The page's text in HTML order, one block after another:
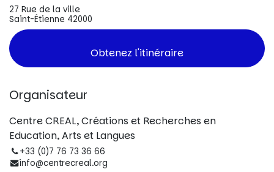
27 Rue de la ville
Saint-Étienne 42000
Obtenez l'itinéraire
Organisateur
Centre CREAL, Créations et Recherches en
Education, Arts et Langues
+33 (0)7 76 73 36 66
info@centrecreal.org